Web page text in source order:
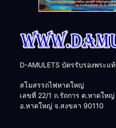
D-AMULETS บัตรรับรองพระแท้
สโมสรรถไฟหาดใหญ่
เลขที่ 22/1 ถ.รัถการ ต.หาดใหญ่
อ.หาดใหญ่ จ.สงขลา 90110